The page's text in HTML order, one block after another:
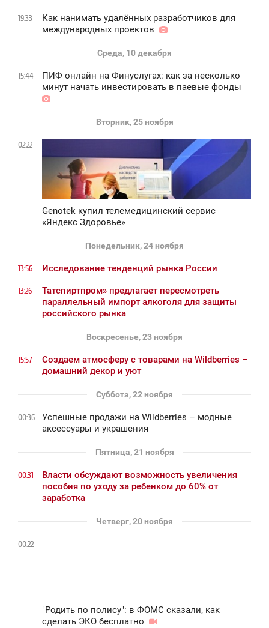
19:33
Как нанимать удалённых разработчиков для
международных проектов
Среда, 10 декабря
15:44
ПИФ онлайн на Финуслугах: как за несколько
минут начать инвестировать в паевые фонды
Вторник, 25 ноября
02:22
Genotek купил телемедицинский сервис
«Яндекс Здоровье»
Понедельник, 24 ноября
13:56 Исследование тенденций рынка России
13:26
Татспиртпром» предлагает пересмотреть
параллельный импорт алкоголя для защиты
российского рынка
Воскресенье, 23 ноября
15:57
Создаем атмосферу с товарами на Wildberries –
домашний декор и уют
Суббота, 22 ноября
00:36
Успешные продажи на Wildberries – модные
аксессуары и украшения
Пятница, 21 ноября
00:31
Власти обсуждают возможность увеличения
пособия по уходу за ребенком до 60% от
заработка
Четверг, 20 ноября
00:22
"Родить по полису": в ФОМС сказали, как
сделать ЭКО бесплатно